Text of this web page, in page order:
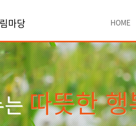
HOME
마당
는따뜻한 행